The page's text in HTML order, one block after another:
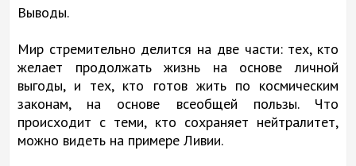
Выводы.
Мир стремительно делится на две части: тех, кто
желает продолжать жизнь на основе личной
выгоды, и тех, кто готов жить по космическим
законам, на основе всеобщей пользы. Что
происходит с теми, кто сохраняет нейтралитет,
можно видеть на примере Ливии.